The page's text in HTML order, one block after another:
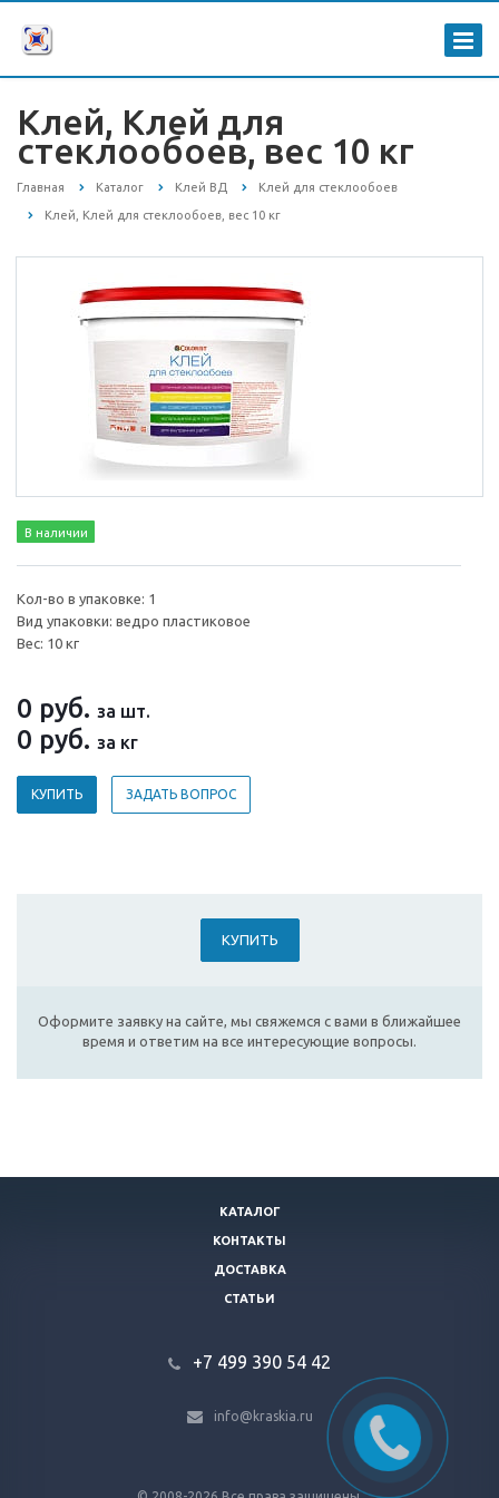
Клей, Клей для
стеклообоев, вес 10 кг
Главная Каталог Клей ВД Клей для стеклообоев
Клей, Клей для стеклообоев, вес 10 кг
В наличии
Кол-во в упаковке: 1
Вид упаковки: ведро пластиковое
Вес: 10 кг
0 руб. за шт.
0 руб. за кг
КУПИТЬ ЗАДАТЬ ВОПРОС
КУПИТЬ
Оформите заявку на сайте, мы свяжемся с вами в ближайшее
время и ответим на все интересующие вопросы.
КАТАЛОГ
КОНТАКТЫ
ДОСТАВКА
СТАТЬИ
+7 499 390 54 42
info@kraskia.ru